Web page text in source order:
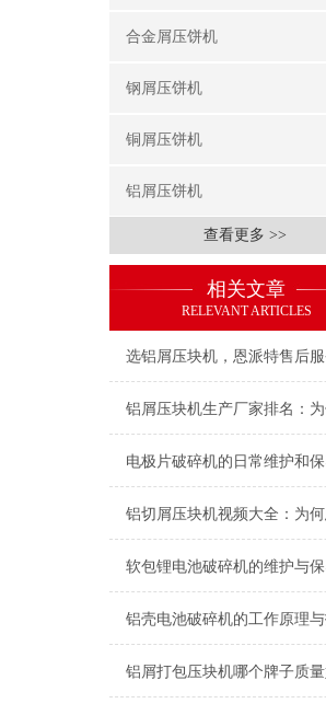
合金屑压饼机
钢屑压饼机
铜屑压饼机
铝屑压饼机
查看更多 >>
相关文章
RELEVANT ARTICLES